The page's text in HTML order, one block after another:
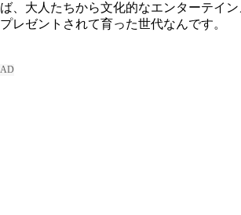
ば、大人たちから文化的なエンターテイ
プレゼントされて育った世代なんです。